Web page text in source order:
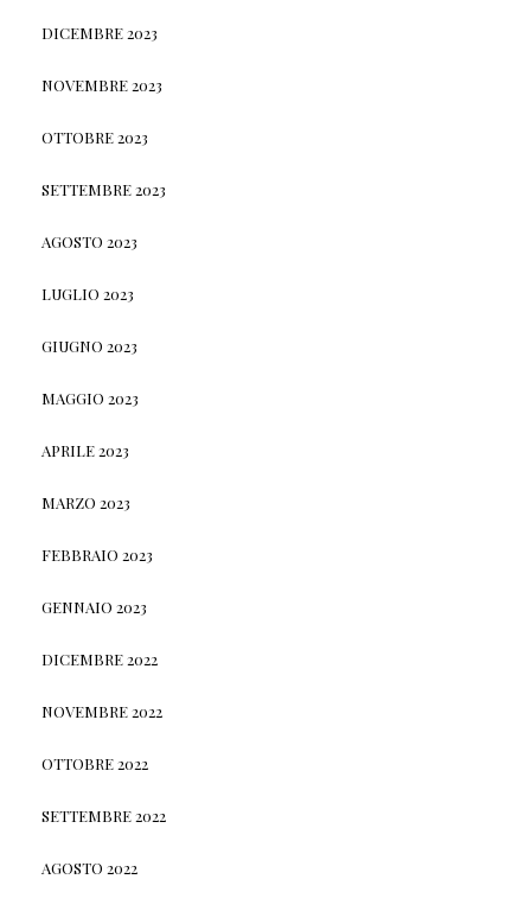
DICEMBRE 2023
NOVEMBRE 2023
OTTOBRE 2023
SETTEMBRE 2023
AGOSTO 2023
LUGLIO 2023
GIUGNO 2023
MAGGIO 2023
APRILE 2023
MARZO 2023
FEBBRAIO 2023
GENNAIO 2023
DICEMBRE 2022
NOVEMBRE 2022
OTTOBRE 2022
SETTEMBRE 2022
AGOSTO 2022